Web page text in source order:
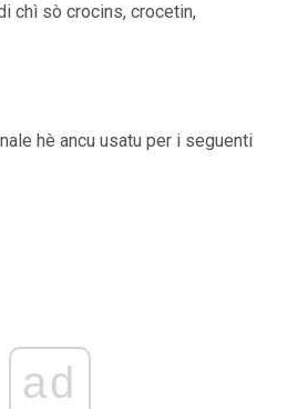
chì sò crocins, crocetin,
hè ancu usatu per i seguenti
ad